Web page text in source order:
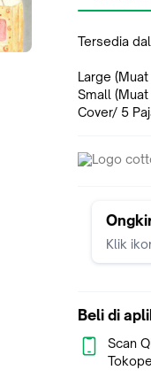
Tersedia
Large
Small (Muat
Cover/ 5
Klik
Beli di
Scan